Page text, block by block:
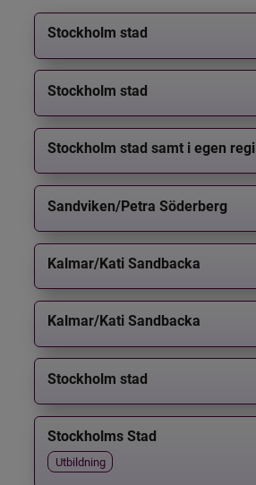
Stockholm stad
Stockholm stad
Stockholm stad samt i egen regi
Sandviken/Petra Söderberg
Kalmar/Kati Sandbacka
Kalmar/Kati Sandbacka
Stockholm stad
Stockholms Stad
Utbildning